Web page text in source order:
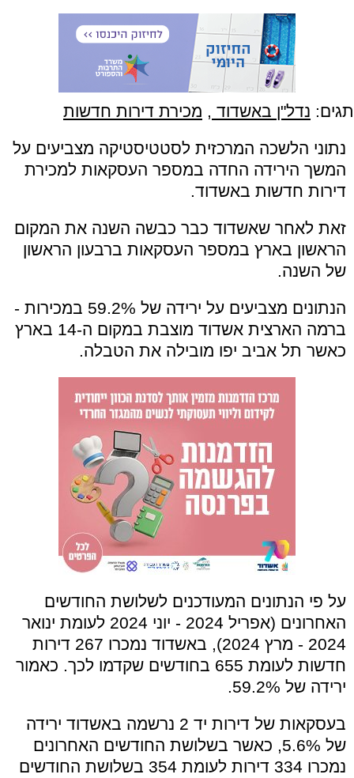
תגים: נדל"ן באשדוד , מכירת דירות חדשות
נתוני הלשכה המרכזית לסטטיסטיקה מצביעים על
המשך הירידה החדה במספר העסקאות למכירת
דירות חדשות באשדוד.
זאת לאחר שאשדוד כבר כבשה השנה את המקום
הראשון בארץ במספר העסקאות ברבעון הראשון
של השנה.
הנתונים מצביעים על ירידה של 59.2% במכירות -
ברמה הארצית אשדוד מוצבת במקום ה-14 בארץ
כאשר תל אביב יפו מובילה את הטבלה.
על פי הנתונים המעודכנים לשלושת החודשים
האחרונים (אפריל 2024 - יוני 2024 לעומת ינואר
2024 - מרץ 2024), באשדוד נמכרו 267 דירות
חדשות לעומת 655 בחודשים שקדמו לכך. כאמור
ירידה של 59.2%.
בעסקאות של דירות יד 2 נרשמה באשדוד ירידה
של 5.6%, כאשר בשלושת החודשים האחרונים
נמכרו 334 דירות לעומת 354 בשלושת החודשים